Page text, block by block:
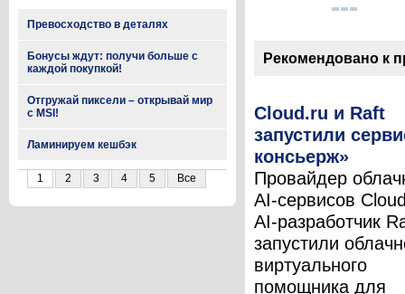
Превосходство в деталях
Бонусы ждут: получи больше с
каждой покупкой!
Отгружай пиксели – открывай мир
с MSI!
Ламинируем кешбэк
1 2 3 4 5 Все
Рекомендовано к
Cloud.ru и Raft
запустили
консьерж»
Провайдер
AI-сервисов
AI-разработчик
запустили
виртуального
помощника для